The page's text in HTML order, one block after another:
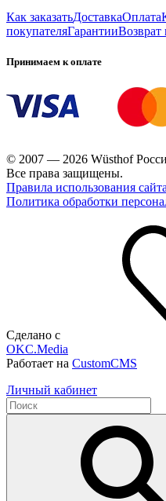
Как заказатьДоставкаОплата
покупателяГарантииВозврат
Принимаем к оплате
© 2007 — 2026 Wüsthof
Все права защищены.
Правила использования сайта
Политика обработки
Сделано с
OKC.Media
Работает на CustomCMS
Личный кабинет